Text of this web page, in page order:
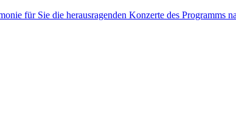
für Sie die herausragenden Konzerte des